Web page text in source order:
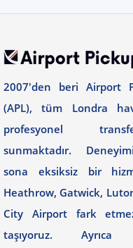
2007'den beri Airport
(APL), tüm Londra
profesyonel
sunmaktadır.
sona eksiksiz bir
Heathrow, Gatwick,
City Airport fark
taşıyoruz. Ayrıca